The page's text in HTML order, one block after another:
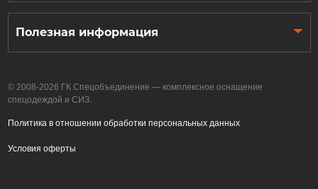
Полезная информация
© 2008-2026 ГК Спецобъединение — комплексное оснащение
спецодеждой и СИЗ.
Политика в отношении обработки персональных данных
Условия оферты